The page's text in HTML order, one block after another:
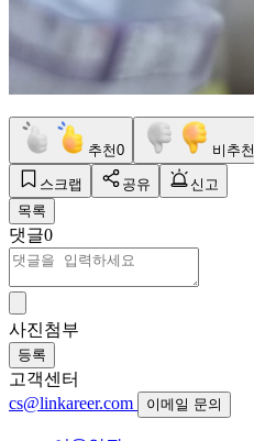
추천0 비추천
스크랩 공유
신고
목록
댓글0
사진첨부
등록
고객센터
cs@linkareer.com
이메일 문의